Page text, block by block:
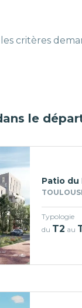
critères
le
Patio du
Typologie
du T2 au